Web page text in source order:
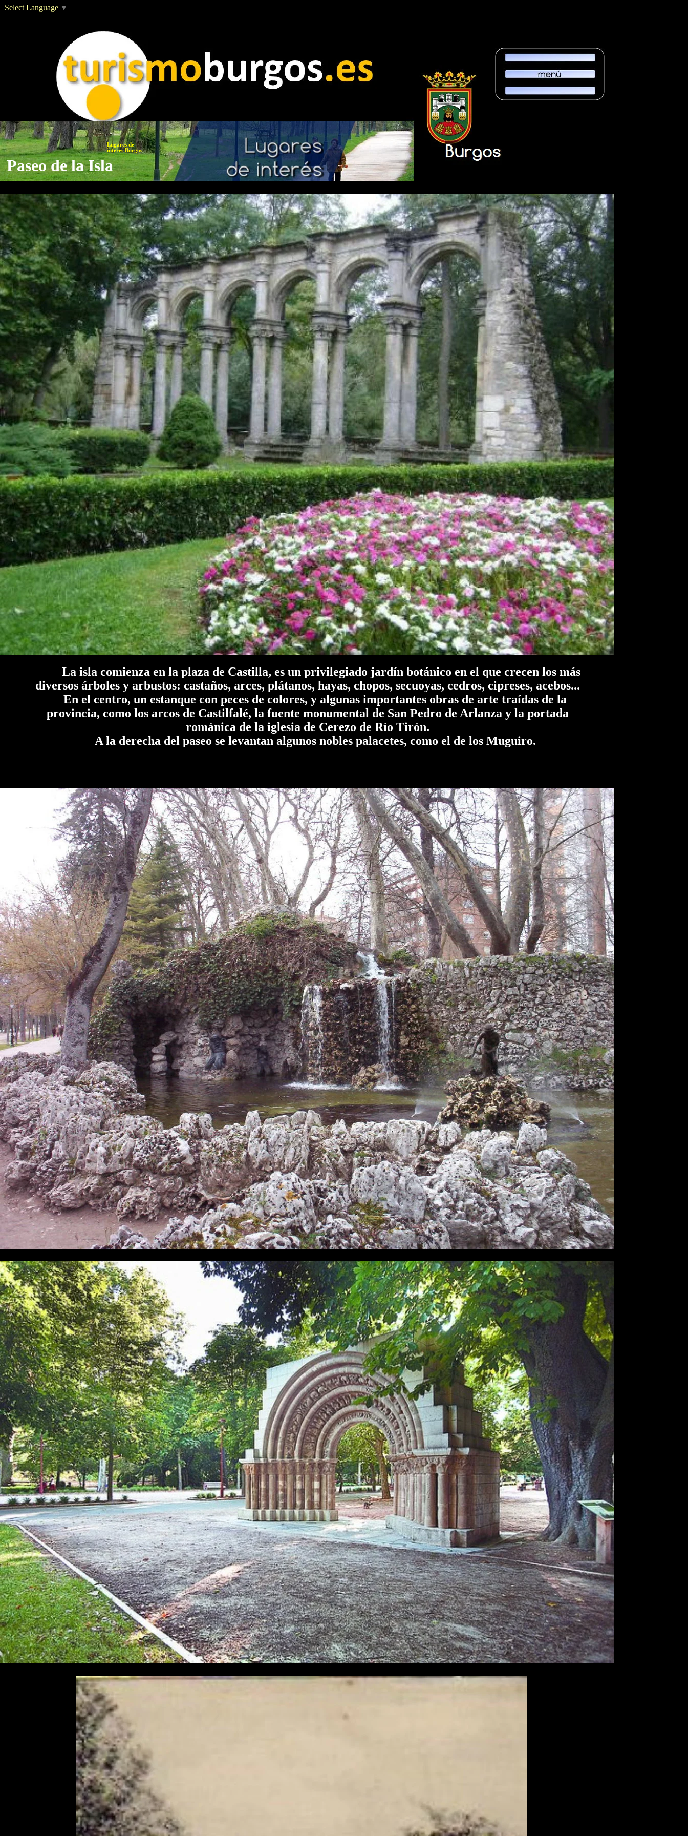
Select Language ▼
Lugares de
interes Burgos
Paseo de la Isla
La isla comienza en la plaza de Castilla, es un privilegiado jardín botánico en el que crecen los más
diversos árboles y arbustos: castaños, arces, plátanos, hayas, chopos, secuoyas, cedros, cipreses, acebos...
En el centro, un estanque con peces de colores, y algunas importantes obras de arte traídas de la
provincia, como los arcos de Castilfalé, la fuente monumental de San Pedro de Arlanza y la portada
románica de la iglesia de Cerezo de Río Tirón.
A la derecha del paseo se levantan algunos nobles palacetes, como el de los Muguiro.